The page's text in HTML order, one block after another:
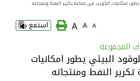
امكانيات الكويت فى صناعة تكرير النفط ومنتجاته
A
A
A استمع
المجموعة
البيئي يطور امكانيات
النفط ومنتجاته